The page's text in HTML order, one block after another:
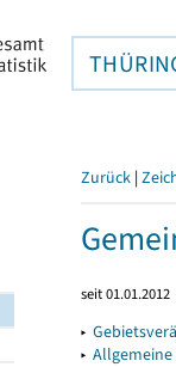
Zurück |
seit 01.01.2012
▸
▸